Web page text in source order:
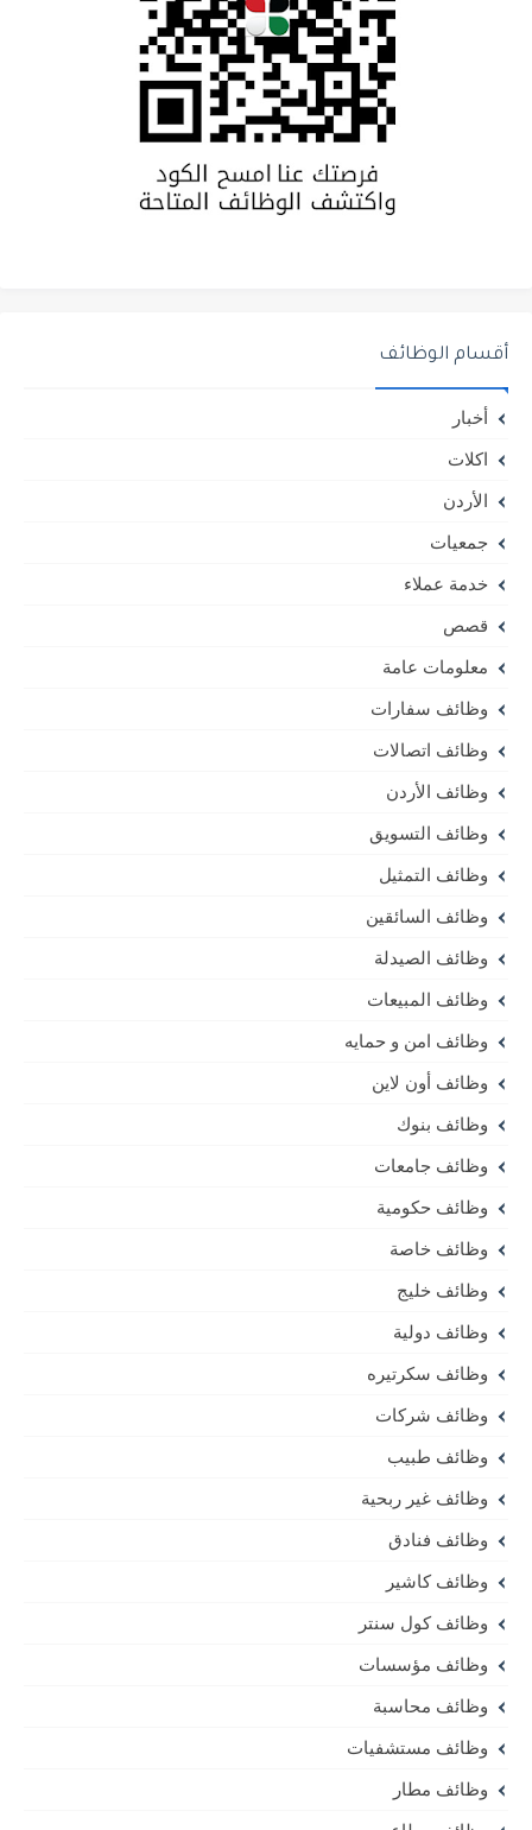
أقسام الوظائف
أخبار
اكلات
الأردن
جمعيات
خدمة عملاء
قصص
معلومات عامة
وظائف سفارات
وظائف اتصالات
وظائف الأردن
وظائف التسويق
وظائف التمثيل
وظائف السائقين
وظائف الصيدلة
وظائف المبيعات
وظائف امن و حمايه
وظائف أون لاين
وظائف بنوك
وظائف جامعات
وظائف حكومية
وظائف خاصة
وظائف خليج
وظائف دولية
وظائف سكرتيره
وظائف شركات
وظائف طبيب
وظائف غير ربحية
وظائف فنادق
وظائف كاشير
وظائف كول سنتر
وظائف مؤسسات
وظائف محاسبة
وظائف مستشفيات
وظائف مطار